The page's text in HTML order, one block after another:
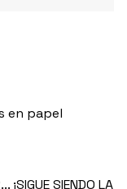
en papel
¡SIGUE SIENDO LA